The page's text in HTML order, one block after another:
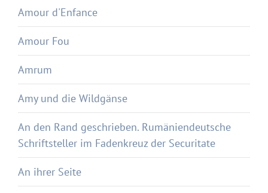
Amour d'Enfance
Amour Fou
Amrum
Amy und die Wildgänse
An den Rand geschrieben. Rumäniendeutsche
Schriftsteller im Fadenkreuz der Securitate
An ihrer Seite